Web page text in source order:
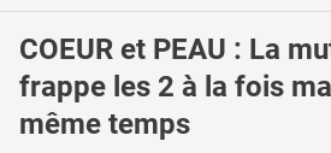
COEUR et PEAU : La
frappe les 2 à la fois
même temps